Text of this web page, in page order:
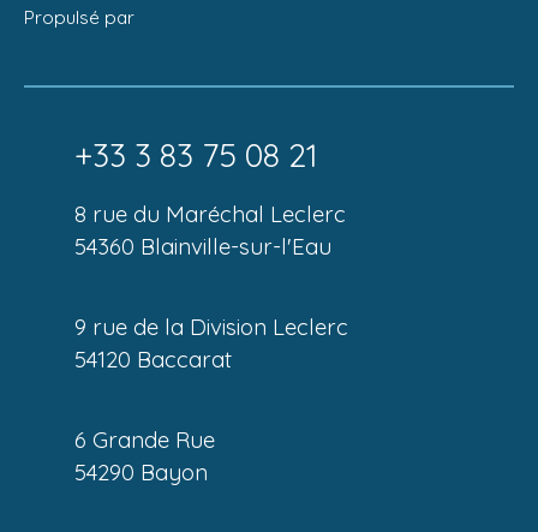
Propulsé par
+33 3 83 75 08 21
8 rue du Maréchal Leclerc
54360 Blainville-sur-l'Eau
9 rue de la Division Leclerc
54120 Baccarat
6 Grande Rue
54290 Bayon